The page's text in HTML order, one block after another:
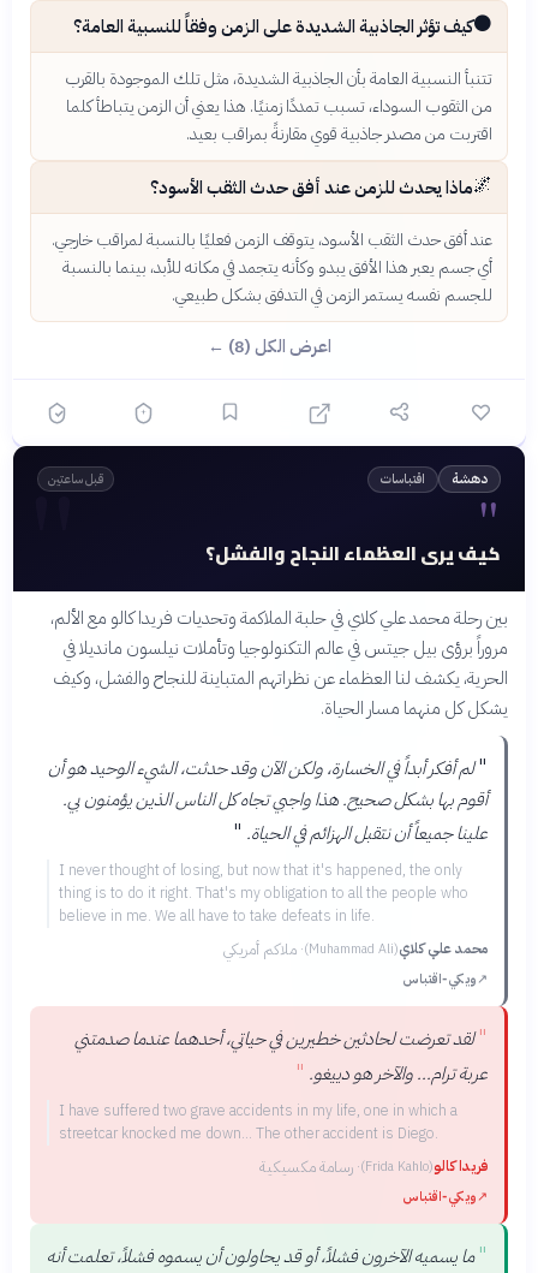
⚫كيف تؤثر الجاذبية الشديدة على الزمن وفقاً للنسبية العامة؟
تتنبأ النسبية العامة بأن الجاذبية الشديدة، مثل تلك الموجودة بالقرب
من الثقوب السوداء، تسبب تمددًا زمنيًا. هذا يعني أن الزمن يتباطأ كلما
اقتربت من مصدر جاذبية قوي مقارنةً بمراقب بعيد.
🌌ماذا يحدث للزمن عند أفق حدث الثقب الأسود؟
عند أفق حدث الثقب الأسود، يتوقف الزمن فعليًا بالنسبة لمراقب خارجي.
أي جسم يعبر هذا الأفق يبدو وكأنه يتجمد في مكانه للأبد، بينما بالنسبة
للجسم نفسه يستمر الزمن في التدفق بشكل طبيعي.
اعرض الكل (8) ←
" دهشة اقتباسات قبل ساعتين
"
كيف يرى العظماء النجاح والفشل؟
بين رحلة محمد علي كلاي في حلبة الملاكمة وتحديات فريدا كالو مع الألم،
مروراً برؤى بيل جيتس في عالم التكنولوجيا وتأملات نيلسون مانديلا في
الحرية، يكشف لنا العظماء عن نظراتهم المتباينة للنجاح والفشل، وكيف
يشكل كل منهما مسار الحياة.
"لم أفكر أبداً في الخسارة، ولكن الآن وقد حدثت، الشيء الوحيد هو أن
أقوم بها بشكل صحيح. هذا واجبي تجاه كل الناس الذين يؤمنون بي.
علينا جميعاً أن نتقبل الهزائم في الحياة. "
I never thought of losing, but now that it's happened, the only
thing is to do it right. That's my obligation to all the people who
believe in me. We all have to take defeats in life.
محمد علي كلاي
(Muhammad Ali)
· ملاكم أمريكي
↗ويكي‑اقتباس
" لقد تعرضت لحادثين خطيرين في حياتي، أحدهما عندما صدمتني
عربة ترام... والآخر هو دييغو. "
I have suffered two grave accidents in my life, one in which a
streetcar knocked me down... The other accident is Diego.
فريدا كالو
(Frida Kahlo)
· رسامة مكسيكية
↗ويكي‑اقتباس
" ما يسميه الآخرون فشلاً، أو قد يحاولون أن يسموه فشلاً، تعلمت أنه